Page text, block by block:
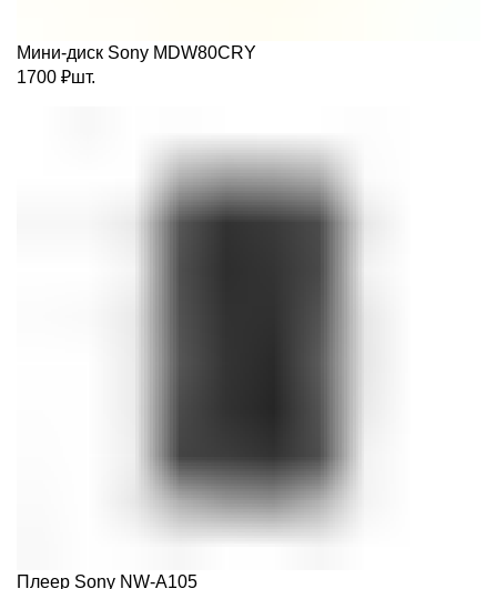
Мини-диск Sony MDW80CRY
1700 ₽шт.
Плеер Sony NW-A105